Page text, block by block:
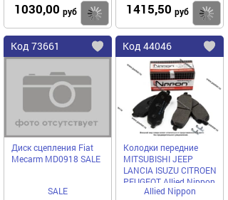
1030,00 руб Купить
1415,50 руб
Код 73661
Добавить
избранное
Диск сцепления Fiat
Mecarm MD0918 SALE
SALE
Код 44046
Колодки передние
MITSUBISHI JEEP
LANCIA ISUZU CITROEN
PEUGEOT Allied Nipрon
передние ADB31256
Allied Nippon